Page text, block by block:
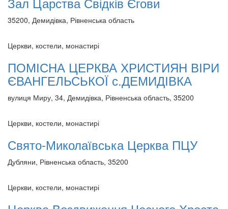
35200, Демидівка, Рівненська область
Церкви, костели, монастирі
ПОМІСНА ЦЕРКВА ХРИСТИЯН ВІРИ
ЄВАНГЕЛЬСЬКОЇ с.ДЕМИДІВКА
вулиця Миру, 34, Демидівка, Рівненська область, 35200
Церкви, костели, монастирі
Свято-Миколаївська Церква ПЦУ
Дубляни, Рівненська область, 35200
Церкви, костели, монастирі